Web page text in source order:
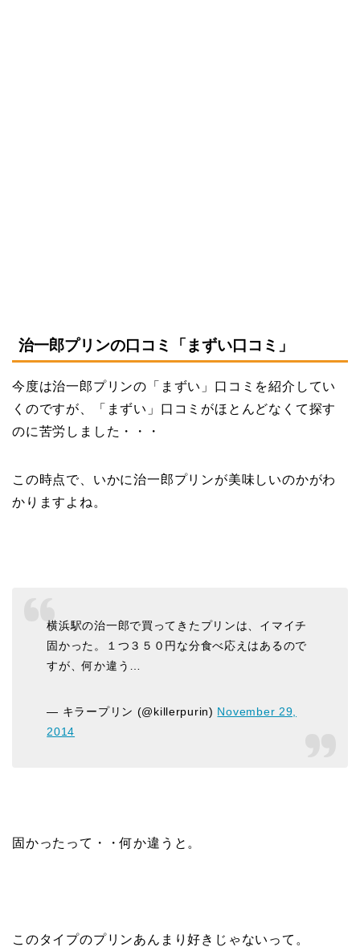
治一郎プリンの口コミ「まずい口コミ」
今度は治一郎プリンの「まずい」口コミを紹介してい
くのですが、「まずい」口コミがほとんどなくて探す
のに苦労しました・・・
この時点で、いかに治一郎プリンが美味しいのかがわ
かりますよね。
横浜駅の治一郎で買ってきたプリンは、イマイチ
固かった。１つ３５０円な分食べ応えはあるので
すが、何か違う…
— キラープリン (@killerpurin) November 29,
2014
固かったって・・何か違うと。
このタイプのプリンあんまり好きじゃないって。